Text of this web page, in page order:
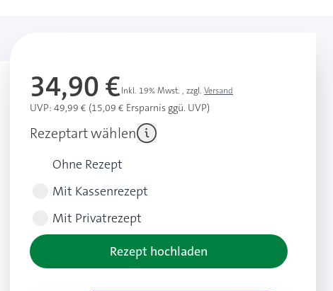
34,90 €Inkl. 19% Mwst. , zzgl. Versand
UVP: 49,99 € (15,09 € Ersparnis ggü. UVP)
Rezeptart wählen
Ohne Rezept
Mit Kassenrezept
Mit Privatrezept
Rezept hochladen